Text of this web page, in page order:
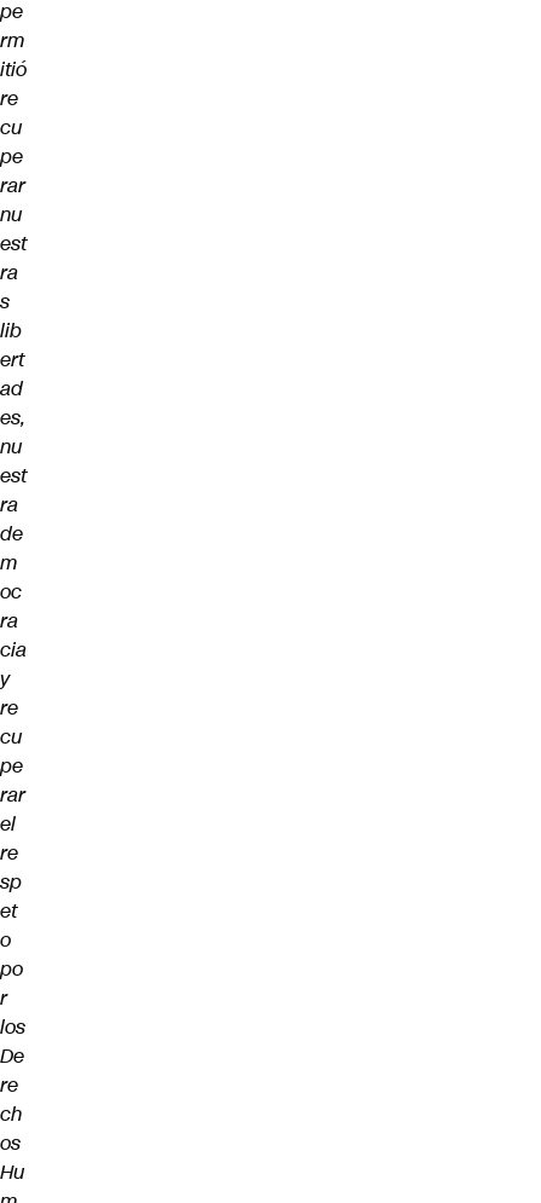
pe
rm
itió
re
cu
pe
rar
nu
est
ra
s
lib
ert
ad
es,
nu
est
ra
de
m
oc
ra
cia
y
re
cu
pe
rar
el
re
sp
et
o
po
r
los
De
re
ch
os
Hu